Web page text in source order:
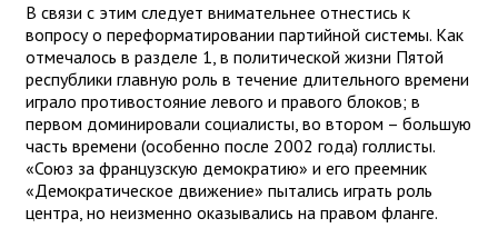
В связи с этим следует внимательнее отнестись к
вопросу о переформатировании партийной системы. Как
отмечалось в разделе 1, в политической жизни Пятой
республики главную роль в течение длительного времени
играло противостояние левого и правого блоков; в
первом доминировали социалисты, во втором – большую
часть времени (особенно после 2002 года) голлисты.
«Союз за французскую демократию» и его преемник
«Демократическое движение» пытались играть роль
центра, но неизменно оказывались на правом фланге.